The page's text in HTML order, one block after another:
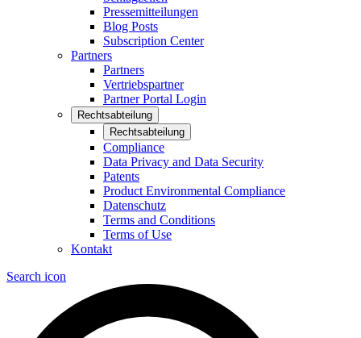
Pressemitteilungen
Blog Posts
Subscription Center
Partners
Partners
Vertriebspartner
Partner Portal Login
Rechtsabteilung
Rechtsabteilung
Compliance
Data Privacy and Data Security
Patents
Product Environmental Compliance
Datenschutz
Terms and Conditions
Terms of Use
Kontakt
Search icon